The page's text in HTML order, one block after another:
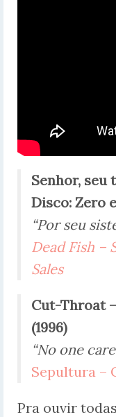
Senhor, seu
Disco: Zero
“Por seu
Dead Fish –
Sales
Cut-Throat –
(1996)
“No one
Sepultura –
Pra ouvir